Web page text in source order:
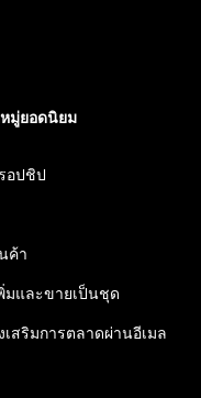
มู่ยอดนิยม
อปชิป
ค้า
มและขายเป็นชุด
เสริมการตลาดผ่านอีเมล